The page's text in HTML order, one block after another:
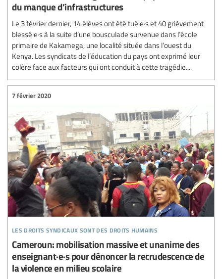
du manque d’infrastructures
Le 3 février dernier, 14 élèves ont été tué·e·s et 40 grièvement
blessé·e·s à la suite d’une bousculade survenue dans l’école
primaire de Kakamega, une localité située dans l’ouest du
Kenya. Les syndicats de l’éducation du pays ont exprimé leur
colère face aux facteurs qui ont conduit à cette tragédie....
les droits syndicaux sont des droits humains
7 février 2020
Cameroun: mobilisation massive et unanime des
enseignant·e·s pour dénoncer la recrudescence de
la violence en milieu scolaire